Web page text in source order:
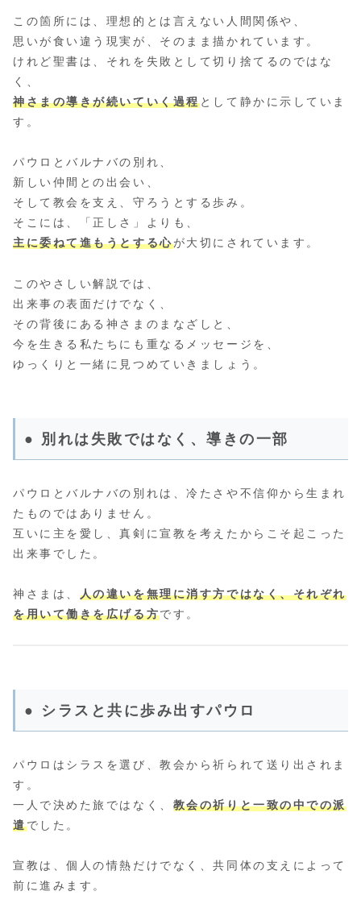
この箇所には、理想的とは言えない人間関係や、
思いが食い違う現実が、そのまま描かれています。
けれど聖書は、それを失敗として切り捨てるのではな
く、
神さまの導きが続いていく過程として静かに示していま
す。
パウロとバルナバの別れ、
新しい仲間との出会い、
そして教会を支え、守ろうとする歩み。
そこには、「正しさ」よりも、
主に委ねて進もうとする心が大切にされています。
このやさしい解説では、
出来事の表面だけでなく、
その背後にある神さまのまなざしと、
今を生きる私たちにも重なるメッセージを、
ゆっくりと一緒に見つめていきましょう。
● 別れは失敗ではなく、導きの一部
パウロとバルナバの別れは、冷たさや不信仰から生まれ
たものではありません。
互いに主を愛し、真剣に宣教を考えたからこそ起こった
出来事でした。
神さまは、 人の違いを無理に消す方ではなく、それぞれ
を用いて働きを広げる方です。
● シラスと共に歩み出すパウロ
パウロはシラスを選び、教会から祈られて送り出されま
す。
一人で決めた旅ではなく、 教会の祈りと一致の中での派
遣でした。
宣教は、個人の情熱だけでなく、共同体の支えによって
前に進みます。